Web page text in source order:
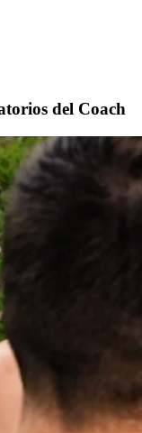
del Coach